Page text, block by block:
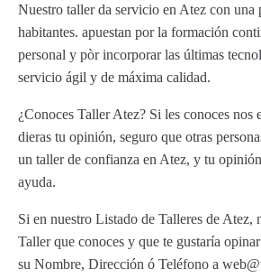
Nuestro taller da servicio en Atez con una
habitantes. apuestan por la formación
personal y pòr incorporar las últimas
servicio ágil y de máxima calidad.
¿Conoces Taller Atez? Si les conoces nos
dieras tu opinión, seguro que otras
un taller de confianza en Atez, y tu
ayuda.
Si en nuestro Listado de Talleres de Atez,
Taller que conoces y que te gustaría
su Nombre, Dirección ó Teléfono a